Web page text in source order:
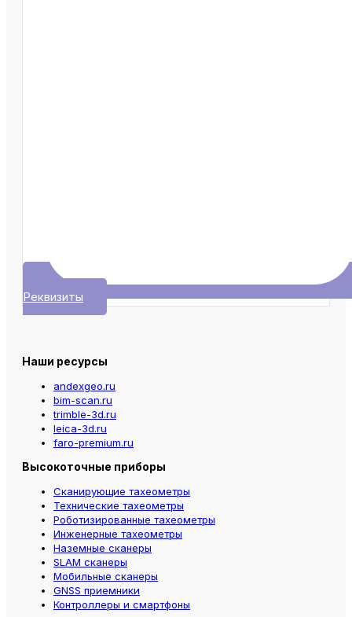
Реквизиты
Наши ресурсы
andexgeo.ru
bim-scan.ru
trimble-3d.ru
leica-3d.ru
faro-premium.ru
Высокоточные приборы
Сканирующие тахеометры
Технические тахеометры
Роботизированные тахеометры
Инженерные тахеометры
Наземные сканеры
SLAM сканеры
Мобильные сканеры
GNSS приемники
Контроллеры и смартфоны